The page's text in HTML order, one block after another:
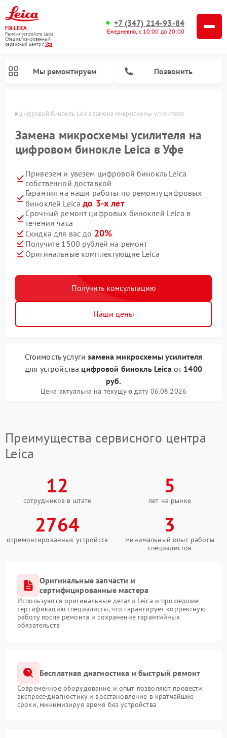
FIX-LEICA
Ремонт устройств Leica
Специализированный
cервисный центр г.Уфа
+7 (347) 214-93-84
Ежедневно, с 10:00 до 20:00
Мы ремонтируем Позвонить
Уфе Цифровой бинокль Leica замена микросхемы усилителя
Замена микросхемы усилителя на
цифровом бинокле Leica в Уфе
Привезем и увезем цифровой бинокль Leica
собственной доставкой
Гарантия на наши работы по ремонту цифровых
биноклей Leicaдо 3-х лет
Срочный ремонт цифровых биноклей Leica в
течении часа
Скидка для вас до 20%
Получите 1500 рублей на ремонт
Оригинальные комплектующие Leica
Получить консультацию
Наши цены
Стоимость услугизамена микросхемы усилителя
для устройства цифровой бинокль Leicaот 1400
руб.
Цена актуальна на текущую дату 06.08.2026
Преимущества сервисного центра
Leica
12
сотрудников в штате
5
лет на рынке
2764
отремонтированных устройств
3
минимальный опыт работы
специалистов
Оригинальные запчасти и
сертифицированные мастера
Используются оригинальные детали Leica и прошедшие
сертификацию специалисты, что гарантирует корректную
работу после ремонта и сохранение гарантийных
обязательств
Бесплатная диагностика и быстрый ремонт
Современное оборудование и опыт позволяют провести
экспресс-диагностику и восстановление в кратчайшие
сроки, минимизируя время без устройства